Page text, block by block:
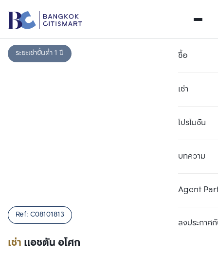
ซื้อ
เช่า
โปรโมชัน
บทความ
Agent
ลงประกาศกั
ระยะเช่าขั้นต่ำ 1 ปี
เช่า แอชตัน อโศก
Ref: C08101813